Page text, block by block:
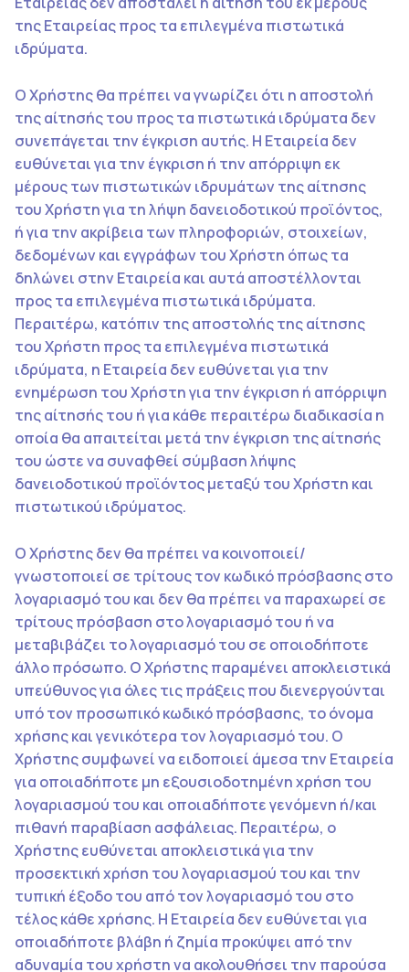
της Εταιρείας προς τα επιλεγμένα πιστωτικά
ιδρύματα.
Ο Χρήστης θα πρέπει να γνωρίζει ότι η αποστολή
της αίτησής του προς τα πιστωτικά ιδρύματα δεν
συνεπάγεται την έγκριση αυτής. Η Εταιρεία δεν
ευθύνεται για την έγκριση ή την απόρριψη εκ
μέρους των πιστωτικών ιδρυμάτων της αίτησης
του Χρήστη για τη λήψη δανειοδοτικού προϊόντος,
ή για την ακρίβεια των πληροφοριών, στοιχείων,
δεδομένων και εγγράφων του Χρήστη όπως τα
δηλώνει στην Εταιρεία και αυτά αποστέλλονται
προς τα επιλεγμένα πιστωτικά ιδρύματα.
Περαιτέρω, κατόπιν της αποστολής της αίτησης
του Χρήστη προς τα επιλεγμένα πιστωτικά
ιδρύματα, η Εταιρεία δεν ευθύνεται για την
ενημέρωση του Χρήστη για την έγκριση ή απόρριψη
της αίτησής του ή για κάθε περαιτέρω διαδικασία η
οποία θα απαιτείται μετά την έγκριση της αίτησής
του ώστε να συναφθεί σύμβαση λήψης
δανειοδοτικού προϊόντος μεταξύ του Χρήστη και
πιστωτικού ιδρύματος.
Ο Χρήστης δεν θα πρέπει να κοινοποιεί/
γνωστοποιεί σε τρίτους τον κωδικό πρόσβασης στο
λογαριασμό του και δεν θα πρέπει να παραχωρεί σε
τρίτους πρόσβαση στο λογαριασμό του ή να
μεταβιβάζει το λογαριασμό του σε οποιοδήποτε
άλλο πρόσωπο. Ο Χρήστης παραμένει αποκλειστικά
υπεύθυνος για όλες τις πράξεις που διενεργούνται
υπό τον προσωπικό κωδικό πρόσβασης, το όνομα
χρήσης και γενικότερα τον λογαριασμό του. Ο
Χρήστης συμφωνεί να ειδοποιεί άμεσα την Εταιρεία
για οποιαδήποτε μη εξουσιοδοτημένη χρήση του
λογαριασμού του και οποιαδήποτε γενόμενη ή/και
πιθανή παραβίαση ασφάλειας. Περαιτέρω, ο
Χρήστης ευθύνεται αποκλειστικά για την
προσεκτική χρήση του λογαριασμού του και την
τυπική έξοδο του από τον λογαριασμό του στο
τέλος κάθε χρήσης. Η Εταιρεία δεν ευθύνεται για
οποιαδήποτε βλάβη ή ζημία προκύψει από την
αδυναμία του χρήστη να ακολουθήσει την παρούσα